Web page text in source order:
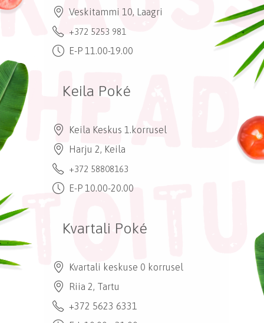
Veskitammi 10, Laagri
+372 5253 981
E-P 11.00-19.00
Keila Poké
Keila Keskus 1.korrusel
Harju 2, Keila
+372 58808163
E-P 10.00-20.00
Kvartali Poké
Kvartali keskuse 0 korrusel
Riia 2, Tartu
+372 5623 6331